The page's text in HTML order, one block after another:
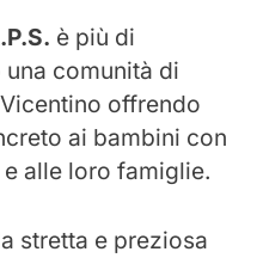
è più di
una comunità di
offrendo
ai bambini con
alle loro famiglie.
stretta e preziosa